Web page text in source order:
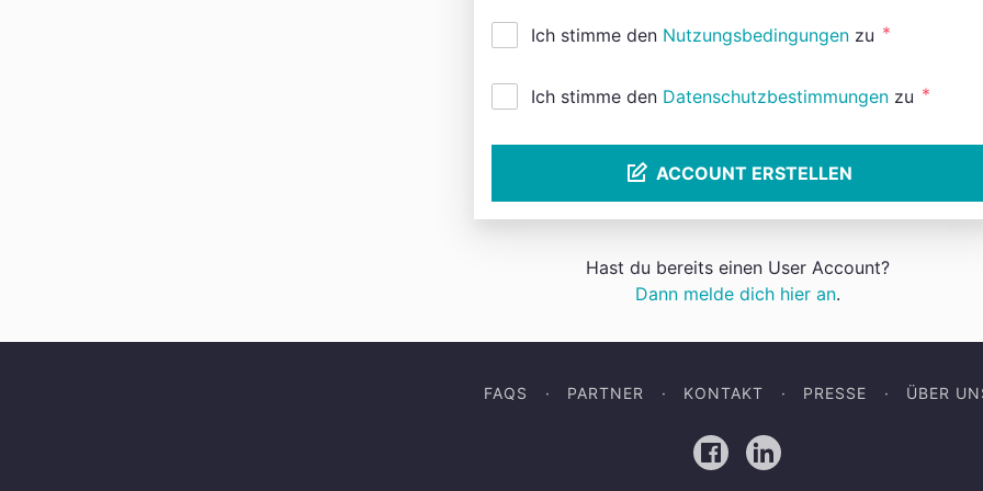
Ich stimme den Nutzungsbedingungen zu *
Ich stimme den Datenschutzbestimmungen zu *
ACCOUNT ERSTELLEN
Hast du bereits einen User Account?
Dann melde dich hier an.
FAQS PARTNER KONTAKT PRESSE ÜBER
FacebookLinkedIn